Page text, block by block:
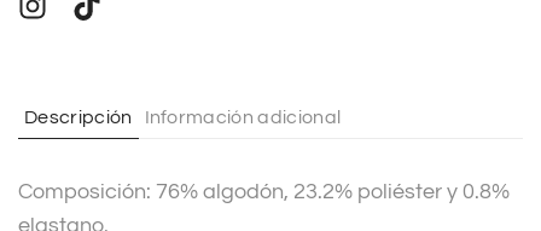
i
e
Descripción Información adicional
Composición: 76% algodón, 23.2% poliéster y 0.8%
elastano.